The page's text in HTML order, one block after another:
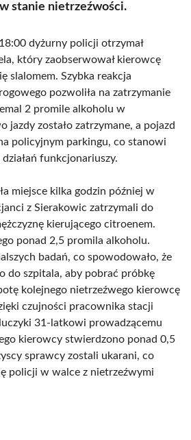
stanie nietrzeźwości.
dyżurny policji otrzymał
który zaobserwował kierowcę
slalomem. Szybka reakcja
pozwoliła na zatrzymanie
2 promile alkoholu w
jazdy zostało zatrzymane, a pojazd
policyjnym parkingu, co stanowi
funkcjonariuszy.
miejsce kilka godzin później w
z Sierakowic zatrzymali do
kierującego citroenem.
ponad 2,5 promila alkoholu.
badań, co spowodowało, że
do szpitala, aby pobrać próbkę
kolejnego nietrzeźwego kierowcę
czujności pracownika stacji
31-latkowi prowadzącemu
kierowcy stwierdzono ponad 0,5
sprawcy zostali ukarani, co
policji w walce z nietrzeźwymi